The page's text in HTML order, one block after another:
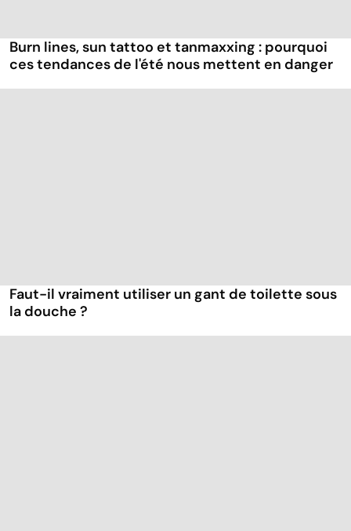
Burn lines, sun tattoo et tanmaxxing : pourquoi
ces tendances de l'été nous mettent en danger
Faut-il vraiment utiliser un gant de toilette sous
la douche ?